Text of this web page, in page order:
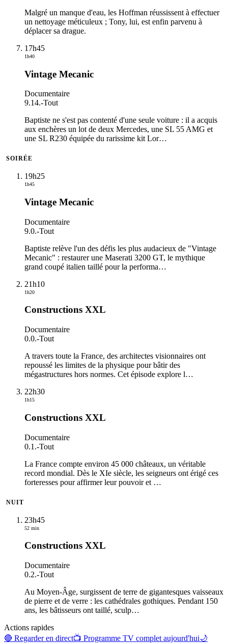
Malgré un manque d'eau, les Hoffman réussissent à effectuer
un nettoyage méticuleux ; Tony, lui, est enfin parvenu à
déplacer sa drague.
17h45
1h40
Vintage Mecanic
Documentaire
9.14.-Tout
Baptiste ne s'est pas contenté d'une seule voiture : il a acquis
aux enchères un lot de deux Mercedes, une SL 55 AMG et
une SL R230 équipée du rarissime kit Lor…
SOIRÉE
19h25
1h45
Vintage Mecanic
Documentaire
9.0.-Tout
Baptiste relève l'un des défis les plus audacieux de "Vintage
Mecanic" : restaurer une Maserati 3200 GT, le mythique
grand coupé italien taillé pour la performa…
21h10
1h20
Constructions XXL
Documentaire
0.0.-Tout
A travers toute la France, des architectes visionnaires ont
repoussé les limites de la physique pour bâtir des
mégastructures hors normes. Cet épisode explore l…
22h30
1h15
Constructions XXL
Documentaire
0.1.-Tout
La France compte environ 45 000 châteaux, un véritable
record mondial. Dès le XIe siècle, les seigneurs ont érigé ces
forteresses pour affirmer leur pouvoir et …
NUIT
23h45
52 min
Constructions XXL
Documentaire
0.2.-Tout
Au Moyen-Âge, surgissent de terre de gigantesques vaisseaux
de pierre et de verre : les cathédrales gothiques. Pendant 150
ans, les bâtisseurs ont taillé, sculp…
Actions rapides
🔴 Regarder en direct📺 Programme TV complet aujourd'hui🌙